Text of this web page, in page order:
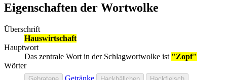
Eigenschaften der Wortwolke
Überschrift
Hauswirtschaft
Hauptwort
Das zentrale Wort in der Schlagwortwolke ist "Zopf"
Wörter
Getränke